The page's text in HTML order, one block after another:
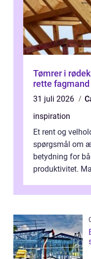
Tømrer i rødekro sådan vælger
rette
31 juli 2026
inspiration
Et rent og
spørgsmål om
betydning for
produktivitet.